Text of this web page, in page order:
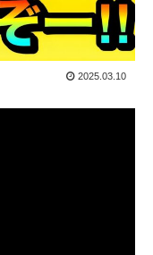
2025.03.10